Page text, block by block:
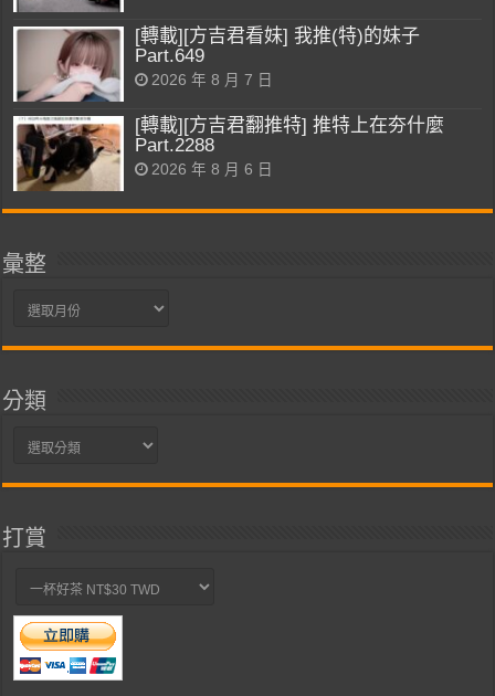
[轉載][方吉君看妹] 我推(特)的妹子
Part.649
2026 年 8 月 7 日
[轉載][方吉君翻推特] 推特上在夯什麼
Part.2288
2026 年 8 月 6 日
彙整
彙
分類
分
打賞